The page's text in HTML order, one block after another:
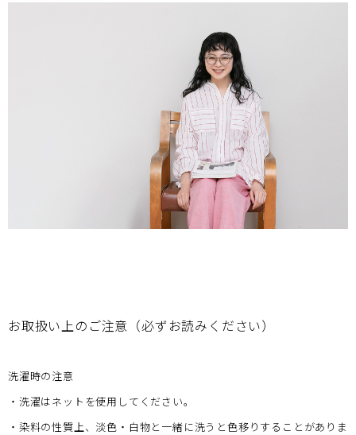
お取扱い上のご注意（必ずお読みください）
洗濯時の注意
・洗濯はネットを使用してください。
・染料の性質上、淡色・白物と一緒に洗うと色移りすることがありま